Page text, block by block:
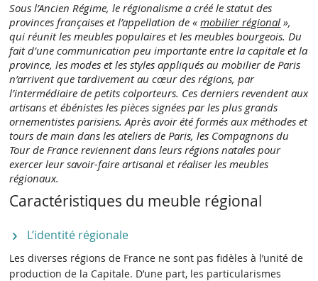
Sous l’Ancien Régime, le régionalisme a créé le statut des
provinces françaises et l’appellation de «mobilier régional »,
qui réunit les meubles populaires et les meubles bourgeois. Du
fait d’une communication peu importante entre la capitale et la
province, les modes et les styles appliqués au mobilier de Paris
n’arrivent que tardivement au cœur des régions, par
l’intermédiaire de petits colporteurs. Ces derniers revendent aux
artisans et ébénistes les pièces signées par les plus grands
ornementistes parisiens. Après avoir été formés aux méthodes et
tours de main dans les ateliers de Paris, les Compagnons du
Tour de France reviennent dans leurs régions natales pour
exercer leur savoir-faire artisanal et réaliser les meubles
régionaux.
Caractéristiques du meuble régional
L’identité régionale
Les diverses régions de France ne sont pas fidèles à l’unité de
production de la Capitale. D’une part, les particularismes